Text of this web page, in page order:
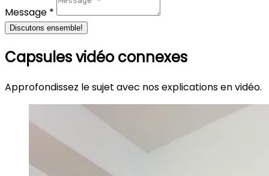
Message *
Discutons ensemble!
Capsules vidéo connexes
Approfondissez le sujet avec nos explications en vidéo.